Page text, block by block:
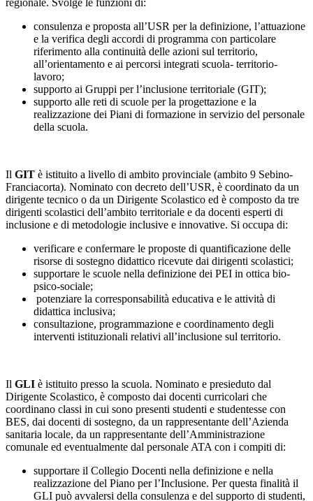
regionale. Svolge le funzioni di:
consulenza e proposta all’USR per la definizione, l’attuazione
e la verifica degli accordi di programma con particolare
riferimento alla continuità delle azioni sul territorio,
all’orientamento e ai percorsi integrati scuola- territorio-
lavoro;
supporto ai Gruppi per l’inclusione territoriale (GIT);
supporto alle reti di scuole per la progettazione e la
realizzazione dei Piani di formazione in servizio del personale
della scuola.
Il GIT è istituito a livello di ambito provinciale (ambito 9 Sebino-
Franciacorta). Nominato con decreto dell’USR, è coordinato da un
dirigente tecnico o da un Dirigente Scolastico ed è composto da tre
dirigenti scolastici dell’ambito territoriale e da docenti esperti di
inclusione e di metodologie inclusive e innovative. Si occupa di:
verificare e confermare le proposte di quantificazione delle
risorse di sostegno didattico ricevute dai dirigenti scolastici;
supportare le scuole nella definizione dei PEI in ottica bio-
psico-sociale;
potenziare la corresponsabilità educativa e le attività di
didattica inclusiva;
consultazione, programmazione e coordinamento degli
interventi istituzionali relativi all’inclusione sul territorio.
Il GLI è istituito presso la scuola. Nominato e presieduto dal
Dirigente Scolastico, è composto dai docenti curricolari che
coordinano classi in cui sono presenti studenti e studentesse con
BES, dai docenti di sostegno, da un rappresentante dell’Azienda
sanitaria locale, da un rappresentante dell’Amministrazione
comunale ed eventualmente dal personale ATA con i compiti di:
supportare il Collegio Docenti nella definizione e nella
realizzazione del Piano per l’Inclusione. Per questa finalità il
GLI può avvalersi della consulenza e del supporto di studenti,